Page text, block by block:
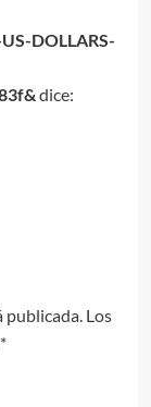
DOLLARS-
dice:
Los
*